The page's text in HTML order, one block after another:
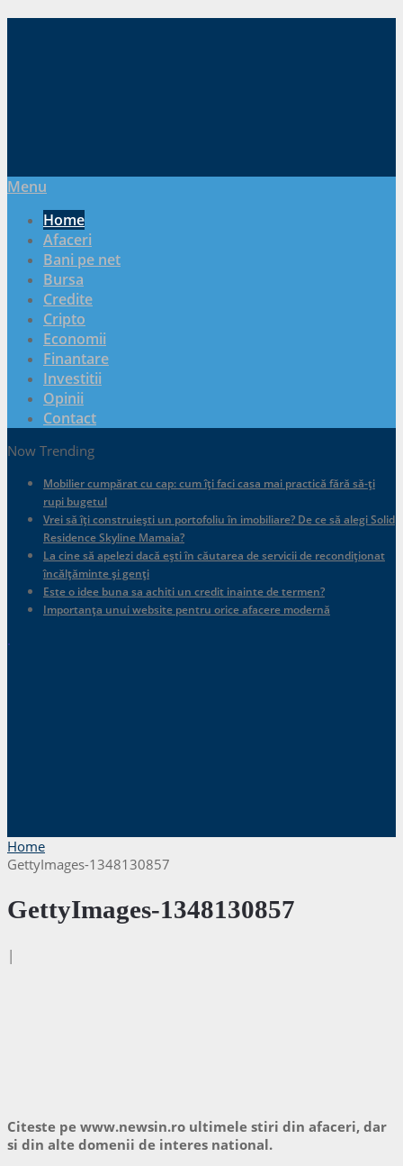
Menu
Home
Afaceri
Bani pe net
Bursa
Credite
Cripto
Economii
Finantare
Investitii
Opinii
Contact
Now Trending
Mobilier cumpărat cu cap: cum îți faci casa mai practică fără să-ți
rupi bugetul
Vrei să îți construiești un portofoliu în imobiliare? De ce să alegi Solid
Residence Skyline Mamaia?
La cine să apelezi dacă ești în căutarea de servicii de recondiționat
încălțăminte și genți
Este o idee buna sa achiti un credit inainte de termen?
Importanța unui website pentru orice afacere modernă
.
Home
GettyImages-1348130857
GettyImages-1348130857
|
Citeste pe www.newsin.ro ultimele stiri din afaceri, dar
si din alte domenii de interes national.